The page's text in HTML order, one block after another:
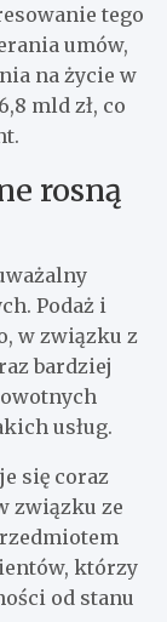
tego
umów,
na życie w
mld zł, co
rosną
Podaż i
w związku z
bardziej
usług.
się coraz
związku ze
którzy
od stanu